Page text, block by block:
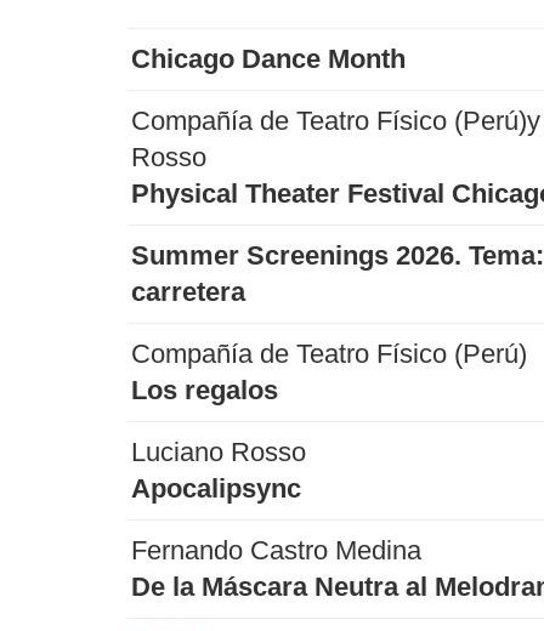
Chicago Dance Month
Compañía de Teatro Físico
Rosso
Physical Theater Festival
Summer Screenings 2026.
carretera
Compañía de Teatro Físico (Perú)
Los regalos
Luciano Rosso
Apocalipsync
Fernando Castro Medina
De la Máscara Neutra al